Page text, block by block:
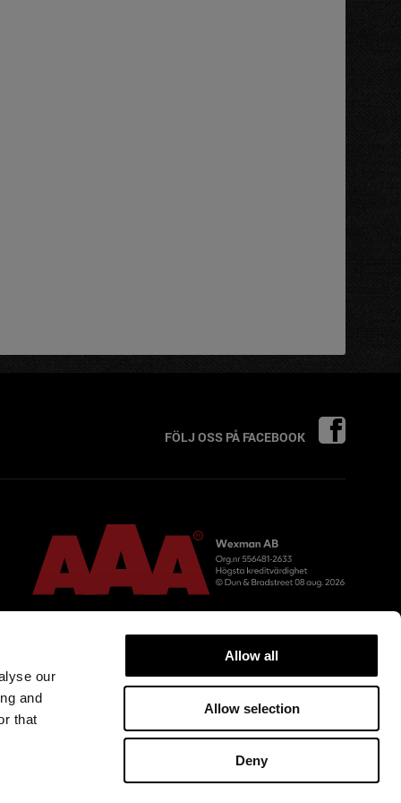
our
and
that
Allow all
Allow selection
Deny
FÖLJ OSS PÅ FACEBOOK